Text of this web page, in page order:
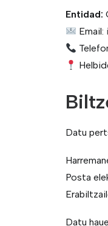
Entidad:
Email:
Datu
Posta
Datu